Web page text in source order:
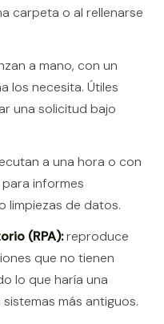
carpeta o al rellenarse
a mano, con un
los necesita. Útiles
una solicitud bajo
a una hora o con
informes
limpiezas de datos.
(RPA):reproduce
que no tienen
lo que haría una
más antiguos.